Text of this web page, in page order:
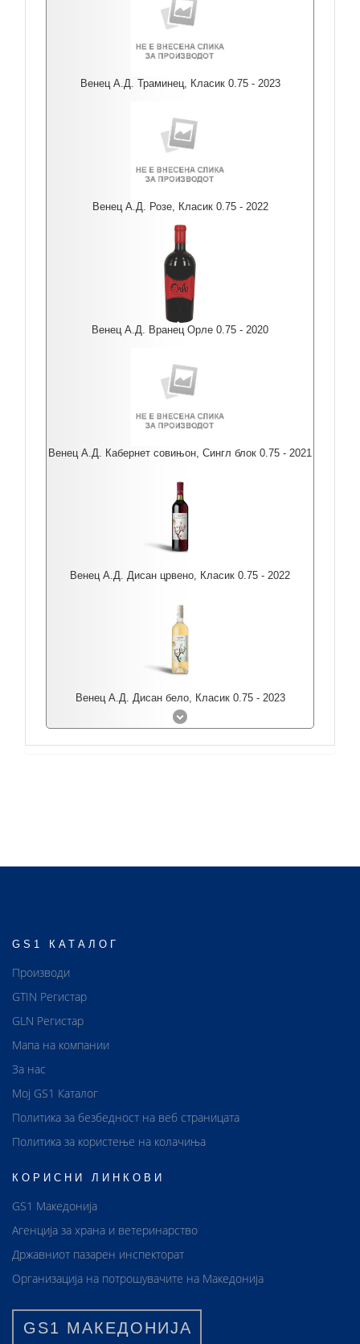
Венец А.Д. Траминец, Класик 0.75 - 2023
Венец А.Д. Розе, Класик 0.75 - 2022
Венец А.Д. Вранец Орле 0.75 - 2020
Венец А.Д. Кабернет совињон, Сингл блок 0.75 - 2021
Венец А.Д. Дисан црвено, Класик 0.75 - 2022
Венец А.Д. Дисан бело, Класик 0.75 - 2023
GS1 КАТАЛОГ
Производи
GTIN Регистар
GLN Регистар
Мапа на компании
За нас
Мој GS1 Каталог
Политика за безбедност на веб страницата
Политика за користење на колачиња
КОРИСНИ ЛИНКОВИ
GS1 Македонија
Агенција за храна и ветеринарство
Државниот пазарен инспекторат
Организација на потрошувачите на Македонија
GS1 МАКЕДОНИЈА